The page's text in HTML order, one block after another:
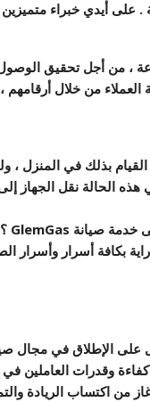
. على أيدي خبراء
، من أجل تحقيق
من خلال
بذلك في المنزل ،
الحالة نقل الجهاز
خدمة صيانة GlemGas
أسرار وأسرار
على الإطلاق في مجال
وقدرات العاملين
من اكتساب الريادة